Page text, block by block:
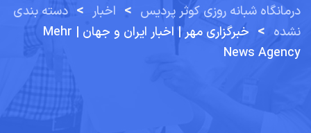
درمانگاه شبانه روزی کوثر پردیس > اخبار > دسته بندی
نشده >
خبرگزاری مهر | اخبار ایران و جهان | Mehr
News Agency